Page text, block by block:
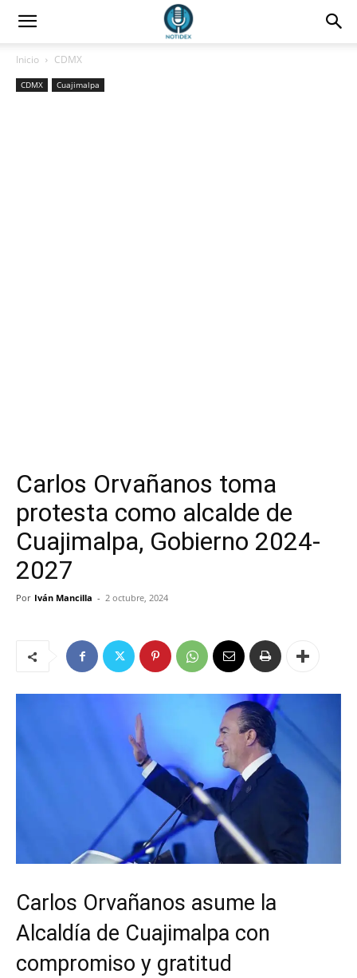
Inicio CDMX
CDMX Cuajimalpa
Carlos Orvañanos toma
protesta como alcalde de
Cuajimalpa, Gobierno 2024-
2027
Por Iván Mancilla - 2 octubre, 2024
Carlos Orvañanos asume la
Alcaldía de Cuajimalpa con
compromiso y gratitud